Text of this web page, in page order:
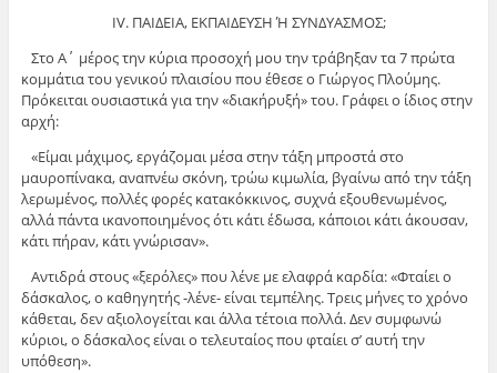
ΙV. ΠΑΙΔΕΙΑ, ΕΚΠΑΙΔΕΥΣΗ Ή ΣΥΝΔΥΑΣΜΟΣ;
Στο Α΄ μέρος την κύρια προσοχή μου την τράβηξαν τα 7 πρώτα
κομμάτια του γενικού πλαισίου που έθεσε ο Γιώργος Πλούμης.
Πρόκειται ουσιαστικά για την «διακήρυξή» του. Γράφει ο ίδιος στην
αρχή:
«Είμαι μάχιμος, εργάζομαι μέσα στην τάξη μπροστά στο
μαυροπίνακα, αναπνέω σκόνη, τρώω κιμωλία, βγαίνω από την τάξη
λερωμένος, πολλές φορές κατακόκκινος, συχνά εξουθενωμένος,
αλλά πάντα ικανοποιημένος ότι κάτι έδωσα, κάποιοι κάτι άκουσαν,
κάτι πήραν, κάτι γνώρισαν».
Αντιδρά στους «ξερόλες» που λένε με ελαφρά καρδία: «Φταίει ο
δάσκαλος, ο καθηγητής -λένε- είναι τεμπέλης. Τρεις μήνες το χρόνο
κάθεται, δεν αξιολογείται και άλλα τέτοια πολλά. Δεν συμφωνώ
κύριοι, ο δάσκαλος είναι ο τελευταίος που φταίει σ’ αυτή την
υπόθεση».